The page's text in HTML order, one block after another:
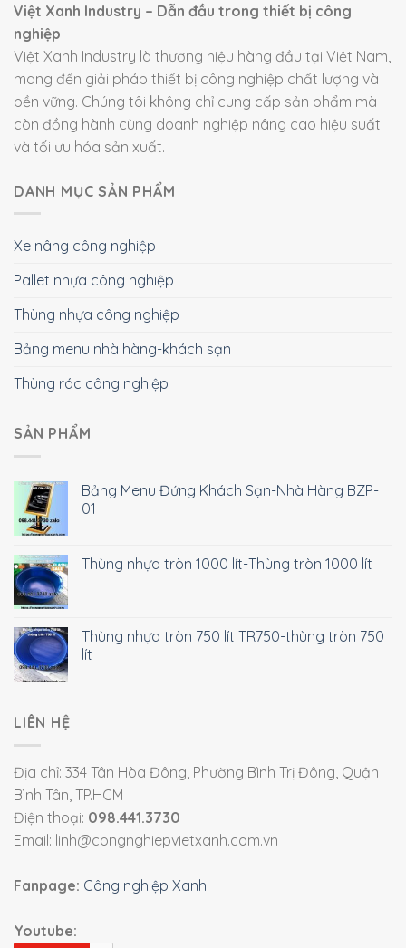
Việt Xanh Industry – Dẫn đầu trong thiết bị công
nghiệp
Việt Xanh Industry là thương hiệu hàng đầu tại Việt Nam,
mang đến giải pháp thiết bị công nghiệp chất lượng và
bền vững. Chúng tôi không chỉ cung cấp sản phẩm mà
còn đồng hành cùng doanh nghiệp nâng cao hiệu suất
và tối ưu hóa sản xuất.
DANH MỤC SẢN PHẨM
Xe nâng công nghiệp
Pallet nhựa công nghiệp
Thùng nhựa công nghiệp
Bảng menu nhà hàng-khách sạn
Thùng rác công nghiệp
SẢN PHẨM
Bảng Menu Đứng Khách Sạn-Nhà Hàng BZP-
01
Thùng nhựa tròn 1000 lít-Thùng tròn 1000 lít
Thùng nhựa tròn 750 lít TR750-thùng tròn 750
lít
LIÊN HỆ
Địa chỉ: 334 Tân Hòa Đông, Phường Bình Trị Đông, Quận
Bình Tân, TP.HCM
Điện thoại: 098.441.3730
Email: linh@congnghiepvietxanh.com.vn
Fanpage: Công nghiệp Xanh
Youtube: